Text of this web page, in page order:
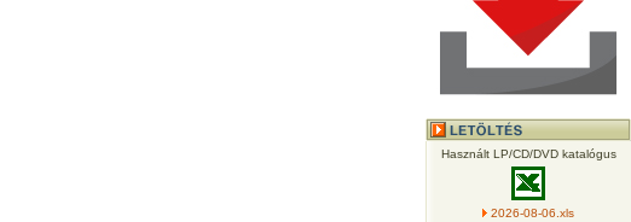
Használt LP/CD/DVD katalógus
2026-08-06.xls